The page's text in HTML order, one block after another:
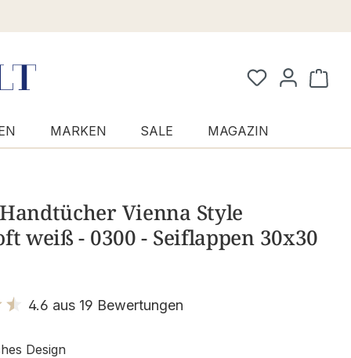
MARKEN SALE MAGAZIN
Vienna Style
weiß - 0300 - Seiflappen 30x30
4.6 aus 19 Bewertungen
Design